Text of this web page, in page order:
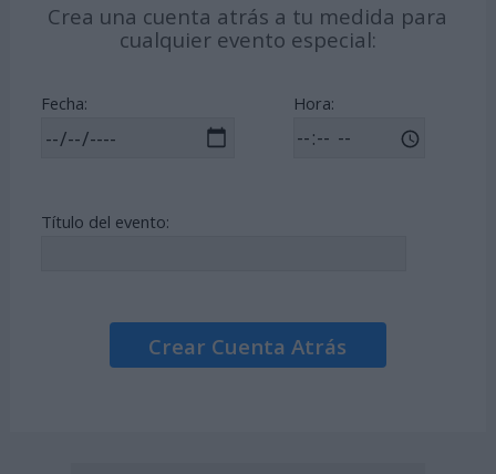
Crea una cuenta atrás a tu medida para
cualquier evento especial:
Fecha: Hora:
Título del evento:
Crear Cuenta Atrás